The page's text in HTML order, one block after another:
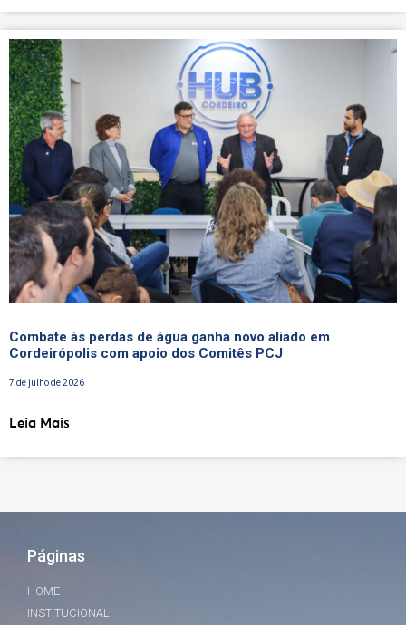
Combate às perdas de água ganha novo aliado em
Cordeirópolis com apoio dos Comitês PCJ
7 de julho de 2026
Leia Mais
Páginas
HOME
INSTITUCIONAL